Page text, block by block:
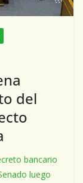
del
bancario
luego